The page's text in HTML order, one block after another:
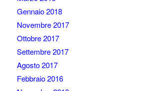
Gennaio 2018
Novembre 2017
Ottobre 2017
Settembre 2017
Agosto 2017
Febbraio 2016